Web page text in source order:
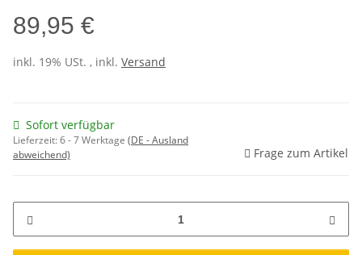
89,95 €
inkl. 19% USt. , inkl. Versand
Sofort verfügbar
Lieferzeit:6 - 7 Werktage (DE - Ausland
abweichend)
Frage zum Artikel